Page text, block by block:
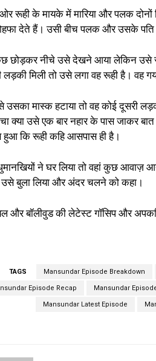
ओर रूही के मायके में मारिया और पलक
देते हैं। उसी बीच पलक और उसके पति
छोड़कर नीचे उसे देखने आया लेकिन उसे
लड़की मिली तो उसे लगा वह रूही है। वह
उसका मास्क हटाया तो वह कोई दूसरी
क्या उसे एक बार नहार के पास जाकर
कि रूही कहि आसपास ही है।
ने घर लिया तो वहां कुछ आवाज़
उसे बुला लिया और अंदर चलने को कहा।
और बॉलीवुड की लेटेस्ट गॉसिप और
TAGS Mansundar Episode Breakdown
Episode Recap Mansundar
Mansundar Latest Episode